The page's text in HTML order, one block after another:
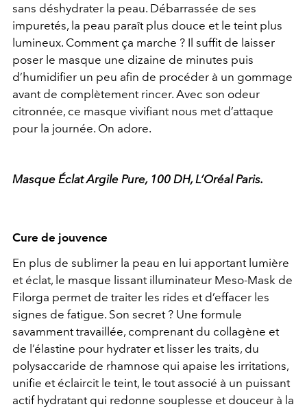
sans déshydrater la peau. Débarrassée de ses
impuretés, la peau paraît plus douce et le teint plus
lumineux. Comment ça marche ? Il suffit de laisser
poser le masque une dizaine de minutes puis
d’humidifier un peu afin de procéder à un gommage
avant de complètement rincer. Avec son odeur
citronnée, ce masque vivifiant nous met d’attaque
pour la journée. On adore.
Masque Éclat Argile Pure, 100 DH, L’Oréal Paris.
Cure de jouvence
En plus de sublimer la peau en lui apportant lumière
et éclat, le masque lissant illuminateur Meso-Mask de
Filorga permet de traiter les rides et d’effacer les
signes de fatigue. Son secret ? Une formule
savamment travaillée, comprenant du collagène et
de l’élastine pour hydrater et lisser les traits, du
polysaccaride de rhamnose qui apaise les irritations,
unifie et éclaircit le teint, le tout associé à un puissant
actif hydratant qui redonne souplesse et douceur à la